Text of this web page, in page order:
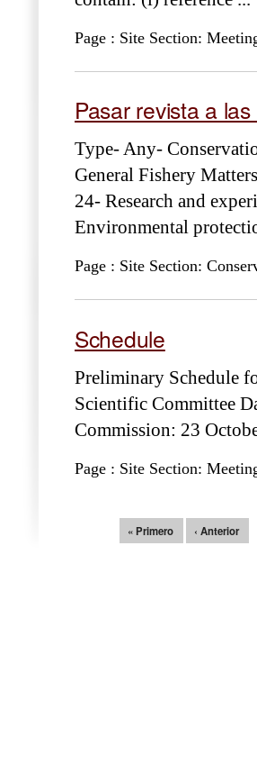
Page : Site Section:
Pasar revista a
Type- Any-
General Fishery
24- Research and
Environmental
Page : Site Section:
Schedule
Preliminary Schedule
Scientific Committee
Commission: 23
Page : Site Section:
« Primero ‹ Anterior